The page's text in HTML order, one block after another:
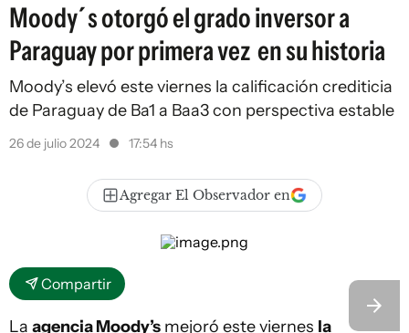
Moody´s otorgó el grado inversor a
Paraguay por primera vez en su historia
Moody’s elevó este viernes la calificación crediticia
de Paraguay de Ba1 a Baa3 con perspectiva estable
26 de julio 2024 17:54 hs
Agregar El Observador en
Compartir
La agencia Moody’s mejoró este viernes la